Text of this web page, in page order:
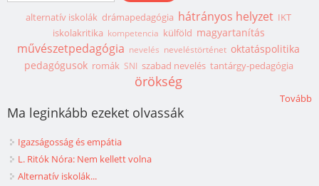
alternatív iskolák drámapedagógia hátrányos helyzet IKT
iskolakritika kompetencia külföld magyartanítás
művészetpedagógia nevelés neveléstörténet oktatáspolitika
pedagógusok romák SNI szabad nevelés tantárgy-pedagógia
örökség
Tovább
Ma leginkább ezeket olvassák
Igazságosság és empátia
L. Ritók Nóra: Nem kellett volna
Alternatív iskolák...